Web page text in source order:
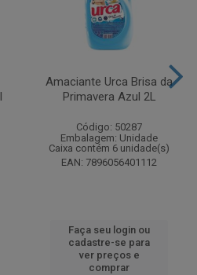
Amaciante Urca Brisa da
Primavera Azul 2L
Código: 50287
Embalagem: Unidade
Caixa contém 6 unidade(s)
EAN: 7896056401112
Faça seu login ou
cadastre-se para
ver preços e
comprar